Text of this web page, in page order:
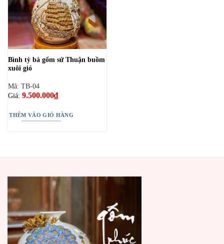
Bình tỳ bà gốm sứ Thuận buồm
xuôi gió
Mã: TB-04
Giá: 9.500.000₫
THÊM VÀO GIỎ HÀNG